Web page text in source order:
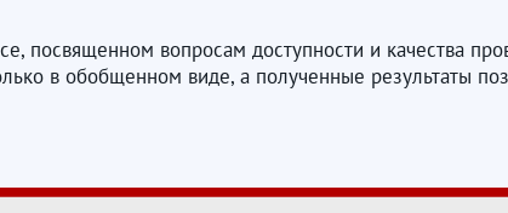
посвященном вопросам доступности и качества
в обобщенном виде, а полученные результаты